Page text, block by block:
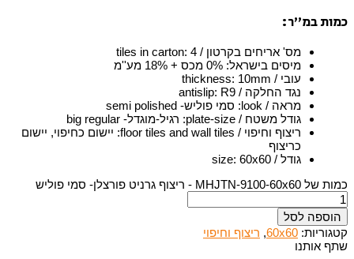
כמות במ”ר:
מס' אריחים בקרטון / tiles in carton :4
מיסים בישראל: 0% מכס + 18% מע''מ
עובי / thickness
: 10mm
נגד החלקה / antislip
: R9
מראה / look
: סמי פוליש- semi polished
גודל משטח / plate-size
: רגיל-מוגדל- big regular
ריצוף וחיפוי / floor tiles and wall tiles
: יישום כחיפוי, יישום
כריצוף
גודל / size
:60x60
כמות של MHJTN-9100-60x60 - ריצוף גרניט פורצלן- סמי פוליש
הוספה לסל
קטגוריות: 60x60
, ריצוף וחיפוי
שתף אותנו